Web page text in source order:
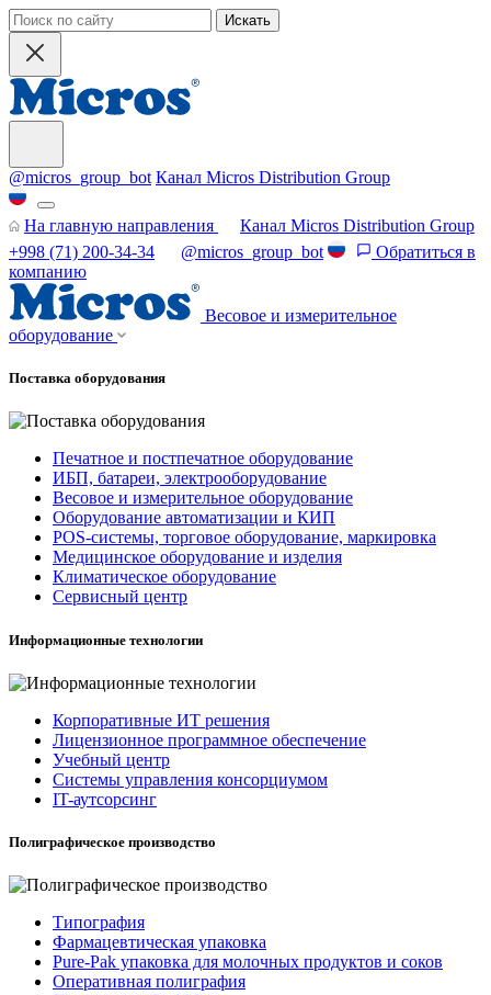
Искать
@micros_group_bot Канал Micros Distribution Group
На главную направления
Канал Micros Distribution Group
+998 (71) 200-34-34
@micros_group_bot
Обратиться в
компанию
Весовое и измерительное
оборудование
Поставка оборудования
Печатное и постпечатное оборудование
ИБП, батареи, электрооборудование
Весовое и измерительное оборудование
Оборудование автоматизации и КИП
POS-системы, торговое оборудование, маркировка
Медицинское оборудование и изделия
Климатическое оборудование
Сервисный центр
Информационные технологии
Корпоративные ИТ решения
Лицензионное программное обеспечение
Учебный центр
Системы управления консорциумом
IT-аутсорсинг
Полиграфическое производство
Типография
Фармацевтическая упаковка
Pure-Pak упаковка для молочных продуктов и соков
Оперативная полиграфия